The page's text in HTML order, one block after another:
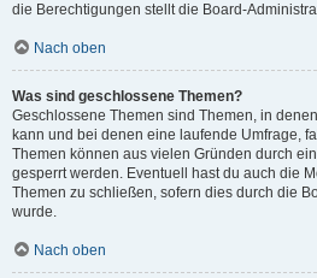
die Berechtigungen stellt die Board-
Nach oben
Was sind geschlossene Themen?
Geschlossene Themen sind Themen, in
kann und bei denen eine laufende Umfrage,
Themen können aus vielen Gründen durch
gesperrt werden. Eventuell hast du auch die
Themen zu schließen, sofern dies durch die
wurde.
Nach oben